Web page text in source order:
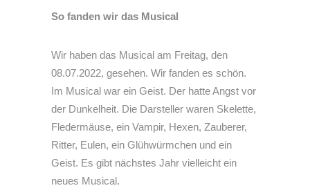
So fanden wir das Musical
Wir haben das Musical am Freitag, den
08.07.2022, gesehen. Wir fanden es schön.
Im Musical war ein Geist. Der hatte Angst vor
der Dunkelheit. Die Darsteller waren Skelette,
Fledermäuse, ein Vampir, Hexen, Zauberer,
Ritter, Eulen, ein Glühwürmchen und ein
Geist. Es gibt nächstes Jahr vielleicht ein
neues Musical.